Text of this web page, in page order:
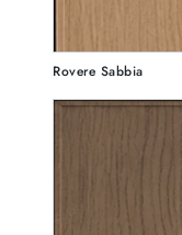
Rovere Sabbia